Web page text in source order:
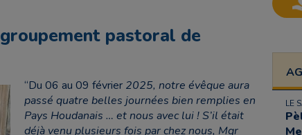
pastoral de
“Du 06 au 09 février 2025, notre évêque aura
passé quatre belles journées bien remplies en
Pays Houdanais … et nous avec lui ! S’il était
déjà venu plusieurs fois par chez nous, Mgr
LE